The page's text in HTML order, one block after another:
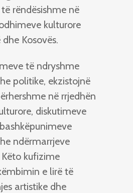
rëndësishme në
kulturore
Kosovës.
të ndryshme
politike, ekzistojnë
në rrjedhën
diskutimeve
ndërmarrjeve
kufizime
e lirë të
artistike dhe